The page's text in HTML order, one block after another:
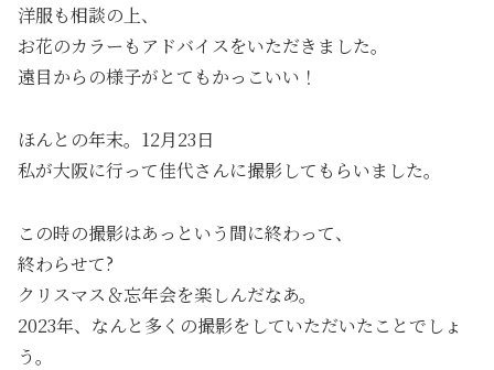
洋服も相談の上、
お花のカラーもアドバイスをいただきました。
遠目からの様子がとてもかっこいい！
ほんとの年末。12月23日
私が大阪に行って佳代さんに撮影してもらいました。
この時の撮影はあっという間に終わって、
終わらせて?
クリスマス＆忘年会を楽しんだなあ。
2023年、なんと多くの撮影をしていただいたことでしょ
う。